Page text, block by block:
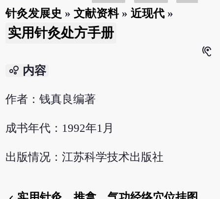
针灸发展史 »文献资料»近现代 »
实用针灸处方手册
hearing
bubble_chart 内容
作者：钱真良编著
成书年代：1992年1月
出版情况：江苏科学技术出版社